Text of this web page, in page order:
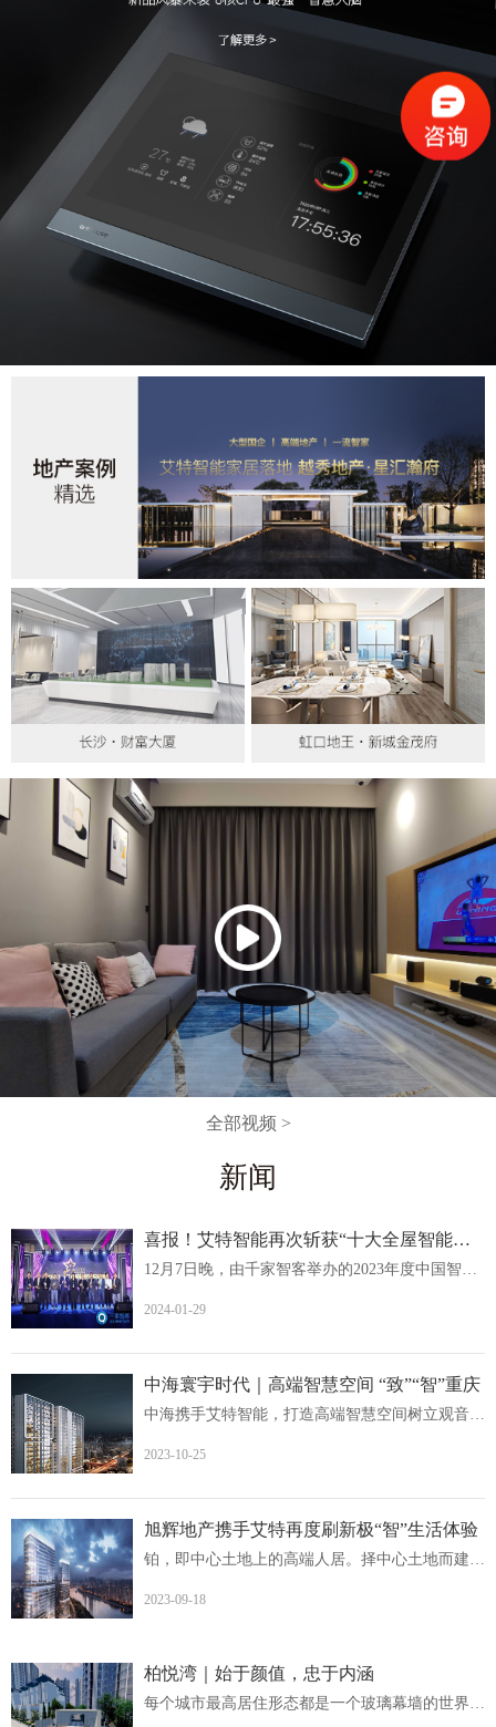
全部视频 >
新闻
喜报！艾特智能再次斩获“十大全屋智能家居品牌
2024-01-29
中海寰宇时代｜高端智慧空间 “致”“智”重庆
2023-10-25
旭辉地产携手艾特再度刷新极“智”生活体验
2023-09-18
柏悦湾｜始于颜值，忠于内涵